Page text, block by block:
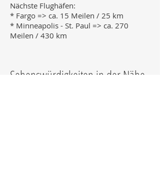
Sehenswürdigkeiten in der Nähe
Nächste Flughäfen:
* Fargo => ca. 15 Meilen / 25 km
* Minneapolis - St. Paul => ca. 270
Meilen / 430 km